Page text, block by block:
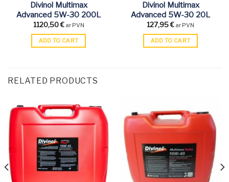
Divinol Multimax
Advanced 5W-30 200L
1120,50€ ar PVN
ADD TO CART
Divinol Multimax
Advanced 5W-30 20L
127,95€ ar PVN
ADD TO CART
RELATED PRODUCTS